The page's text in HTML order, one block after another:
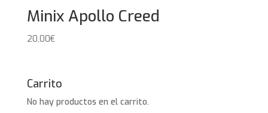
Minix Apollo Creed
20,00€
Carrito
No hay productos en el carrito.